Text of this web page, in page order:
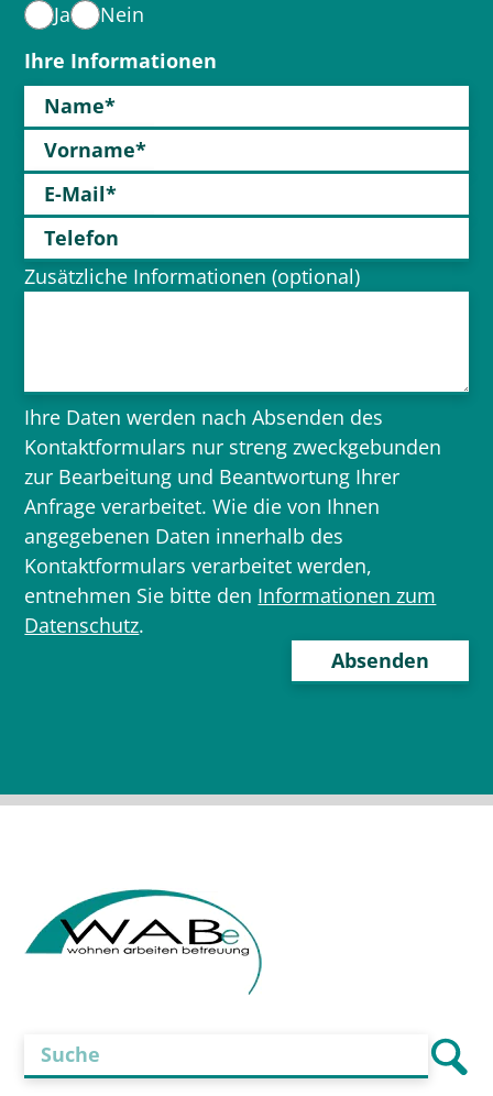
Ja
Nein
Ihre Informationen
Name*
Vorname*
E-Mail*
Telefon
Zusätzliche Informationen (optional)
Ihre Daten werden nach Absenden des
Kontaktformulars nur streng zweckgebunden
zur Bearbeitung und Beantwortung Ihrer
Anfrage verarbeitet. Wie die von Ihnen
angegebenen Daten innerhalb des
Kontaktformulars verarbeitet werden,
entnehmen Sie bitte den Informationen zum
Datenschutz.